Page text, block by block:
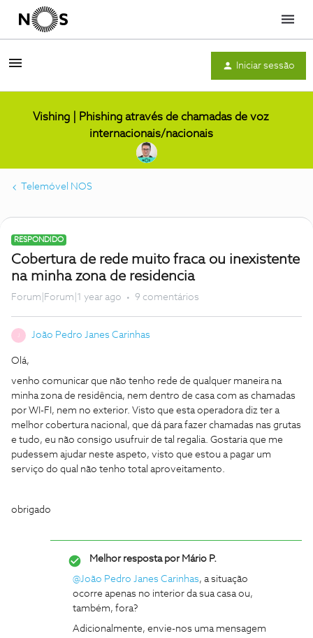
Menu
Iniciar sessão
Vishing | Phishing através de chamadas de voz
internacionais/nacionais
Telemóvel NOS
RESPONDIDO
Cobertura de rede muito fraca ou inexistente
na minha zona de residencia
Forum|Forum|1 year ago 9 comentários
João Pedro Janes Carinhas
Olá,
venho comunicar que não tenho rede de qualquer maneira na
minha zona de residência, nem dentro de casa com as chamadas
por WI-FI, nem no exterior. Visto que esta operadora diz ter a
melhor cobertura nacional, que dá para fazer chamadas nas grutas
e tudo, eu não consigo usufruir de tal regalia. Gostaria que me
pudessem ajudar neste aspeto, visto que estou a pagar um
serviço do qual não tenho total aproveitamento.
obrigado
Melhor resposta porMário P.
@João Pedro Janes Carinhas, a situação
ocorre apenas no interior da sua casa ou,
também, fora?
Adicionalmente, envie-nos uma mensagem